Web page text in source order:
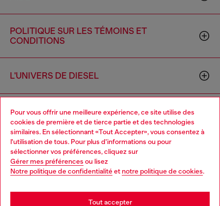
Pour vous offrir une meilleure expérience, ce site utilise des
cookies de première et de tierce partie et des technologies
similaires. En sélectionnant «Tout Accepter», vous consentez à
l'utilisation de tous. Pour plus d'informations ou pour
sélectionner vos préférences, cliquez sur
Gérer mes préférences ou lisez
Notre politique de confidentialitéet notre politique de cookies.
Tout accepter
POLITIQUE SUR LES TÉMOINS ET
CONDITIONS
L'UNIVERS DE DIESEL
ENTREPRISE
Country: CA Language: FR
Choose your location
You are currently browsing Canada website, but it seems you
may be based in United States